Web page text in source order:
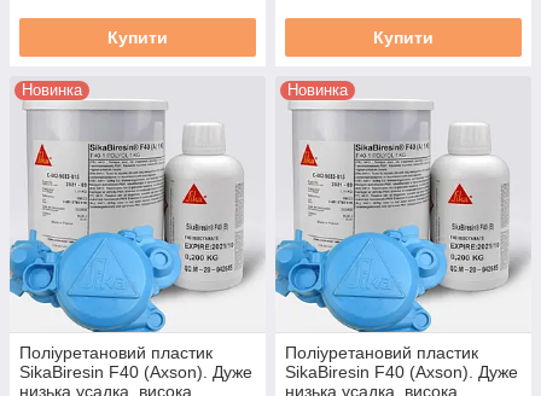
Купити Купити
Новинка
Поліуретановий пластик
SikaBiresin F40 (Axson). Дуже
низька усадка, висока
Новинка
Поліуретановий пластик
SikaBiresin F40 (Axson). Дуже
низька усадка, висока